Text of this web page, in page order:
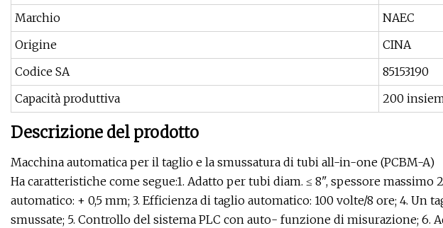
Marchio
NAEC
Origine
CINA
Codice SA
85153190
Capacità produttiva
200
Descrizione del prodotto
Macchina automatica per il taglio e la smussatura di tubi all-in-one (PCBM-A)
Ha caratteristiche come segue:1. Adatto per tubi diam. ≤ 8", spessore massimo
automatico: + 0,5 mm; 3. Efficienza di taglio automatico: 100 volte/8 ore; 4. Un
smussate; 5. Controllo del sistema PLC con auto- funzione di misurazione; 6.